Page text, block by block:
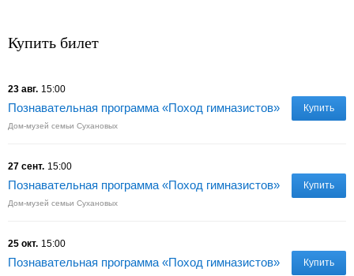
Купить билет
23 авг. 15:00
Познавательная программа «Поход гимназистов»
Дом-музей семьи Сухановых
Купить
27 сент. 15:00
Познавательная программа «Поход гимназистов»
Дом-музей семьи Сухановых
Купить
25 окт. 15:00
Познавательная программа «Поход гимназистов» Купить